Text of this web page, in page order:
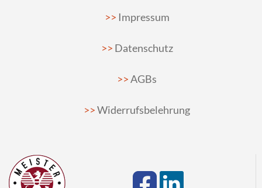
Impressum
Datenschutz
AGBs
Widerrufsbelehrung